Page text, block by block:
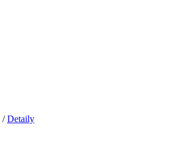
/ Detaily